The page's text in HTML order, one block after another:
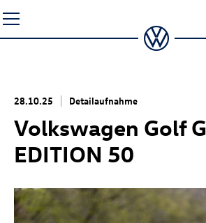
Seiteninhalt
springen
28.10.25 Detailaufnahme
Volkswagen Golf
EDITION 50